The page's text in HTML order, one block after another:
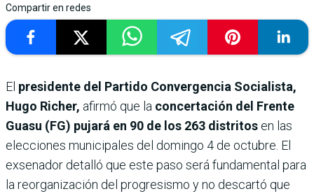
Compartir en redes
El presidente del Partido Convergencia Socialista,
Hugo Richer, afirmó que la concertación del Frente
Guasu (FG) pujará en 90 de los 263 distritos en las
elecciones municipales del domingo 4 de octubre. El
exsenador detalló que este paso será fundamental para
la reorganización del progresismo y no descartó que